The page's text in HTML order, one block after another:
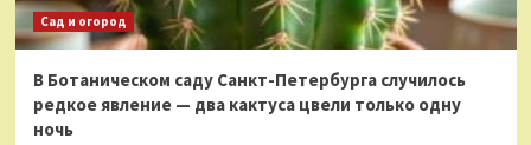
Сад и огород
В Ботаническом саду Санкт-Петербурга случилось
редкое явление — два кактуса цвели только одну
ночь